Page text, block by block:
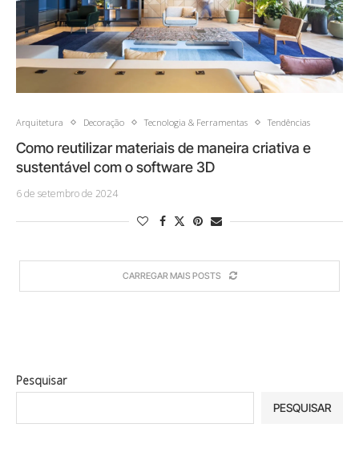
Arquitetura Decoração Tecnologia & Ferramentas Tendências
Como reutilizar materiais de maneira criativa e
sustentável com o software 3D
6 de setembro de 2024
CARREGAR MAIS POSTS
Pesquisar
PESQUISAR